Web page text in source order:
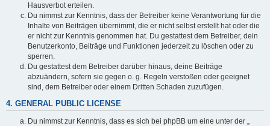
Hausverbot erteilen.
Du nimmst zur Kenntnis, dass der Betreiber keine Verantwortung für die
Inhalte von Beiträgen übernimmt, die er nicht selbst erstellt hat oder die
er nicht zur Kenntnis genommen hat. Du gestattest dem Betreiber, dein
Benutzerkonto, Beiträge und Funktionen jederzeit zu löschen oder zu
sperren.
Du gestattest dem Betreiber darüber hinaus, deine Beiträge
abzuändern, sofern sie gegen o. g. Regeln verstoßen oder geeignet
sind, dem Betreiber oder einem Dritten Schaden zuzufügen.
4. GENERAL PUBLIC LICENSE
Du nimmst zur Kenntnis, dass es sich bei phpBB um eine unter der „